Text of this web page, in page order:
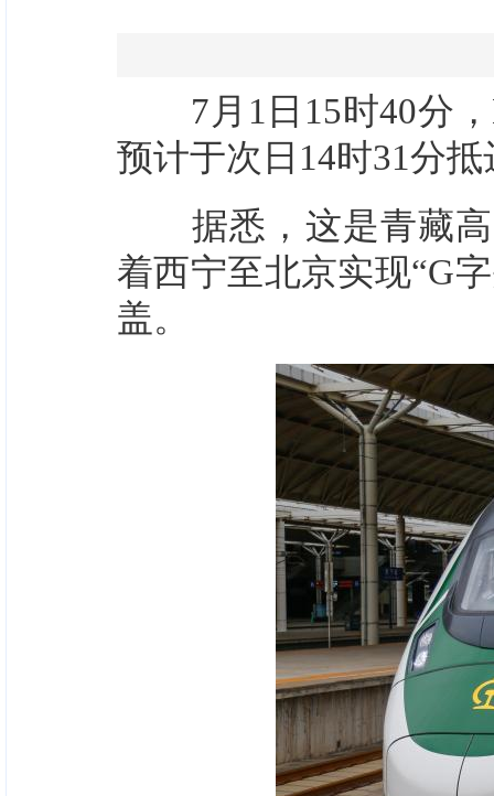
7月1日15时40分，
预计于次日14时31分
据悉，这是青藏高
着西宁至北京实现“G
盖。